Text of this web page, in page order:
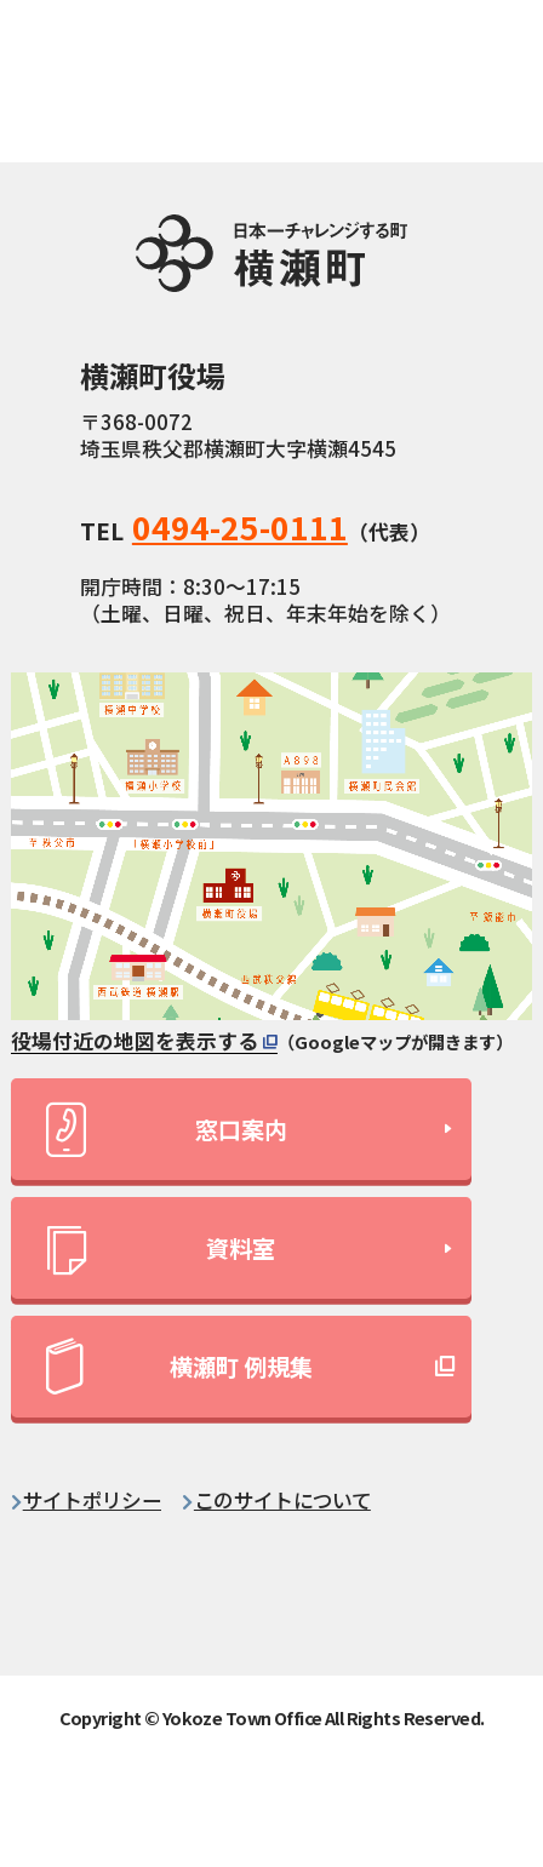
横瀬町役場
〒368-0072
埼玉県秩父郡横瀬町大字横瀬4545
TEL 0494-25-0111 （代表）
開庁時間：8:30〜17:15
（土曜、日曜、祝日、年末年始を除く）
役場付近の地図を表示する （Googleマップが開きます）
窓口案内
資料室
横瀬町 例規集
サイトポリシー このサイトについて
Copyright © Yokoze Town Office All Rights Reserved.